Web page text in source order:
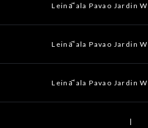
Leināʻala Pavao Jardin
Leināʻala Pavao Jardin
Leināʻala Pavao Jardin
|